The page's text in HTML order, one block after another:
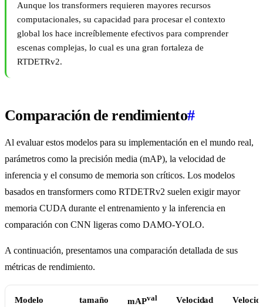
Aunque los transformers requieren mayores recursos
computacionales, su capacidad para procesar el contexto
global los hace increíblemente efectivos para comprender
escenas complejas, lo cual es una gran fortaleza de
RTDETRv2.
Comparación de rendimiento#
Al evaluar estos modelos para su implementación en el mundo real,
parámetros como la precisión media (mAP), la velocidad de
inferencia y el consumo de memoria son críticos. Los modelos
basados en transformers como RTDETRv2 suelen exigir mayor
memoria CUDA durante el entrenamiento y la inferencia en
comparación con CNN ligeras como DAMO-YOLO.
A continuación, presentamos una comparación detallada de sus
métricas de rendimiento.
Modelo tamaño mAPval
Velocidad